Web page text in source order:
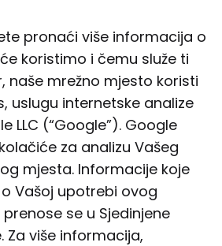
pronaći više informacija o
koristimo i čemu služe ti
naše mrežno mjesto koristi
uslugu internetske analize
LLC (“Google”). Google
za analizu Vašeg
mjesta. Informacije koje
Vašoj upotrebi ovog
se u Sjedinjene
Za više informacija,